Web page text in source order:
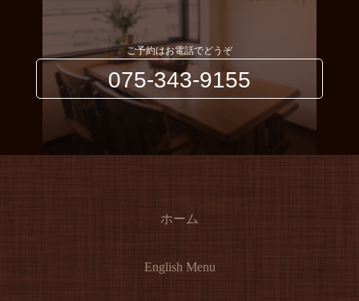
ご予約はお電話でどうぞ
075-343-9155
ホーム
English Menu